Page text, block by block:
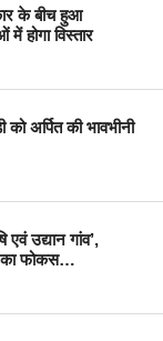
के बीच हुआ
होगा विस्तार
अर्पित की भावभीनी
उद्यान गांव’,
का फोकस…